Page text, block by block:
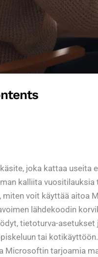
joka kattaa
kalliita
miten voit käyttää aitoa
lähdekoodin
tietoturva-
tai
Microsoftin tarjoamia